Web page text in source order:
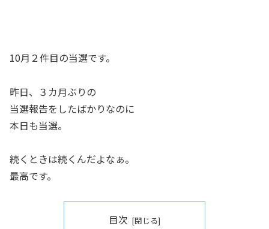
10月２件目の当選です。
昨日、３カ月ぶりの
当選報告をしたばかりなのに
本日も当選。
続くときは続くんだよなぁ。
最高です。
目次